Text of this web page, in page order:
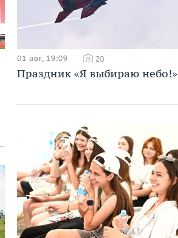
01 авг, 19:09 20
Праздник «Я выбираю небо!»